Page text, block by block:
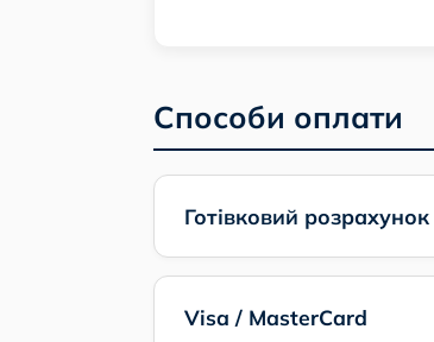
Способи оплати
Готівковий розрахунок
Visa / MasterCard